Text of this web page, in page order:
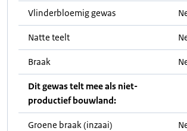
Vlinderbloemig gewas
Natte teelt
Braak
Dit gewas telt mee als niet-
productief bouwland:
Groene braak (inzaai)